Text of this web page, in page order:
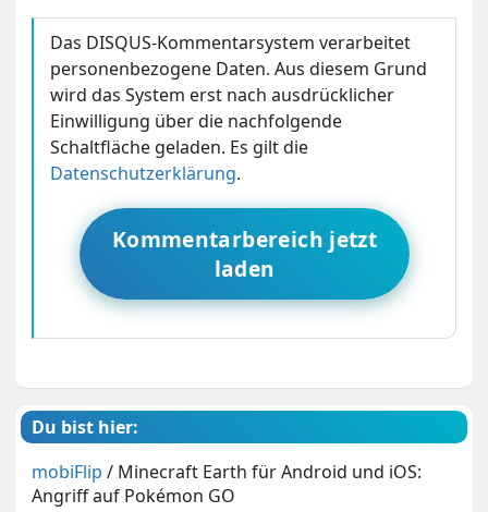
Das DISQUS-Kommentarsystem verarbeitet
personenbezogene Daten. Aus diesem Grund
wird das System erst nach ausdrücklicher
Einwilligung über die nachfolgende
Schaltfläche geladen. Es gilt die
Datenschutzerklärung.
Kommentarbereich jetzt
laden
Du bist hier:
mobiFlip / Minecraft Earth für Android und iOS:
Angriff auf Pokémon GO